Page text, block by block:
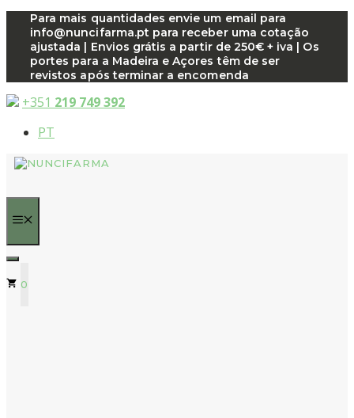
Saltar
para
conteúdo
Para mais quantidades envie um email para
info@nuncifarma.pt para receber uma cotação
ajustada | Envios grátis a partir de 250€ + iva | Os
portes para a Madeira e Açores têm de ser
revistos após terminar a encomenda
+351 219 749 392
PT
0